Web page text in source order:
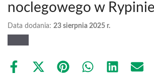
noclegowego w Rypinie
Data dodania: 23 sierpnia 2025 r.
Share
Share Share Share Share Share